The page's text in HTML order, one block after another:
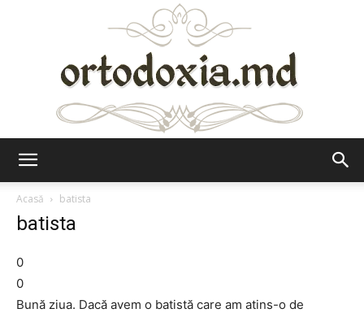
Acasă
batista
batista
0
0
Bună ziua. Dacă avem o batistă care am atins-o de